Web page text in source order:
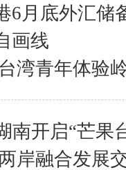
6月底外汇储
画线
湾青年体验
南开启“芒果
岸融合发展